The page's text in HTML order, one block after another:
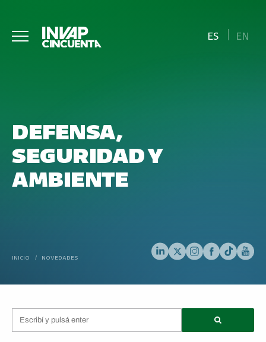
ES EN
DEFENSA,
SEGURIDAD Y
AMBIENTE
INICIO / NOVEDADES